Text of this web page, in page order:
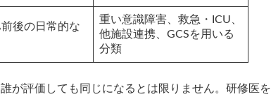
後の日常的な
重い意識障害、救急・ICU、
他施設連携、GCSを用いる
分類
が評価しても同じになるとは限りません。研修医を